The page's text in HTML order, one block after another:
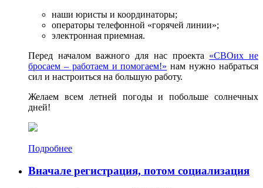
наши юристы и координаторы;
операторы телефонной «горячей линии»;
электронная приемная.
Перед началом важного для нас проекта «СВОих не
бросаем – работаем и помогаем!» нам нужно набраться
сил и настроиться на большую работу.
Желаем всем летней погоды и побольше солнечных
дней!
Подробнее
Вначале регистрация, потом социализация